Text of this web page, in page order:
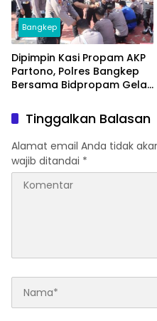
Bangkep
Dipimpin Kasi Propam AKP
Partono, Polres Bangkep
Bersama Bidpropam Gelar
Tinggalkan Balasan
Alamat email Anda tidak
wajib ditandai *